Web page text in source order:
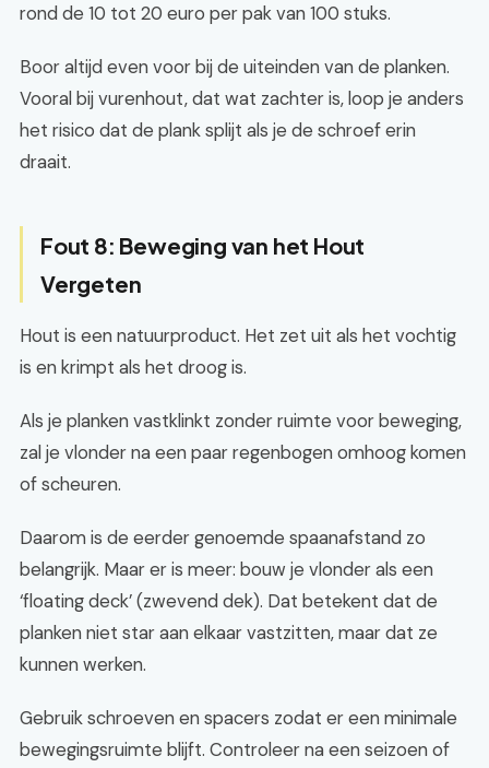
rond de 10 tot 20 euro per pak van 100 stuks.
Boor altijd even voor bij de uiteinden van de planken.
Vooral bij vurenhout, dat wat zachter is, loop je anders
het risico dat de plank splijt als je de schroef erin
draait.
Fout 8: Beweging van het Hout
Vergeten
Hout is een natuurproduct. Het zet uit als het vochtig
is en krimpt als het droog is.
Als je planken vastklinkt zonder ruimte voor beweging,
zal je vlonder na een paar regenbogen omhoog komen
of scheuren.
Daarom is de eerder genoemde spaanafstand zo
belangrijk. Maar er is meer: bouw je vlonder als een
‘floating deck’ (zwevend dek). Dat betekent dat de
planken niet star aan elkaar vastzitten, maar dat ze
kunnen werken.
Gebruik schroeven en spacers zodat er een minimale
bewegingsruimte blijft. Controleer na een seizoen of